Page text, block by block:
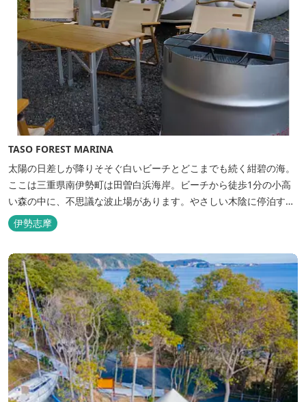
TASO FOREST MARINA
太陽の日差しが降りそそぐ白いビーチとどこまでも続く紺碧の海。
ここは三重県南伊勢町は田曽白浜海岸。ビーチから徒歩1分の小高
い森の中に、不思議な波止場があります。やさしい木陰に停泊する
のは3艇のヨット。日本初の森のマリーナです。 航海の気分高まる
インテリアは見た目からは想像できないほど広く、くつろぎの空
上に寝転んで夜空を見上げれば...
伊勢志摩